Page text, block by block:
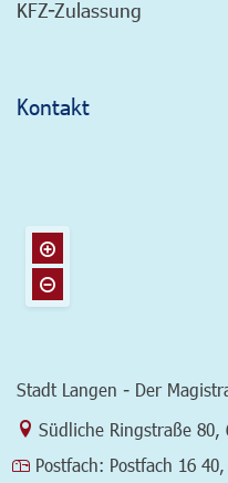
KFZ-Zulassung
Kontakt
Stadt Langen - Der
Link zur Google-Maps
Südliche Ringstraße 80,
Postfach: Postfach 16